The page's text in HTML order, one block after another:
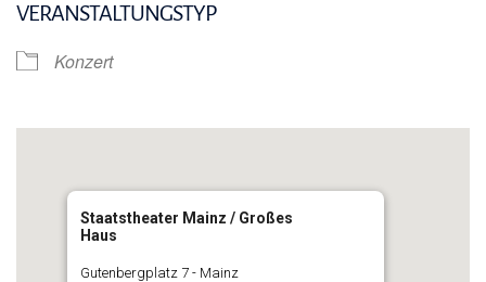
VERANSTALTUNGSTYP
Konzert
Staatstheater Mainz / Großes
Haus
Gutenbergplatz 7 - Mainz